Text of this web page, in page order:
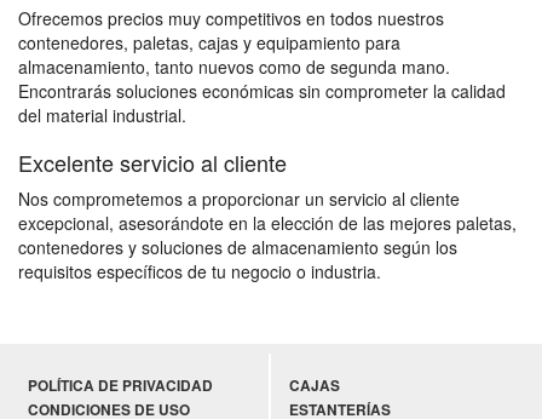
Ofrecemos precios muy competitivos en todos nuestros
contenedores, paletas, cajas y equipamiento para
almacenamiento, tanto nuevos como de segunda mano.
Encontrarás soluciones económicas sin comprometer la calidad
del material industrial.
Excelente servicio al cliente
Nos comprometemos a proporcionar un servicio al cliente
excepcional, asesorándote en la elección de las mejores paletas,
contenedores y soluciones de almacenamiento según los
requisitos específicos de tu negocio o industria.
POLÍTICA DE PRIVACIDAD
CONDICIONES DE USO
CAJAS
ESTANTERÍAS